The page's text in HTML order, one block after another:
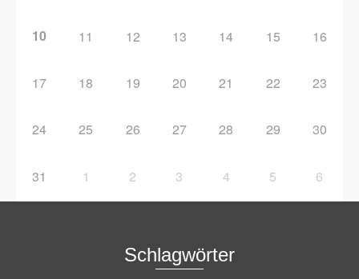
10 11 12 13 14 15 16
17 18 19 20 21 22 23
24 25 26 27 28 29 30
31 1 2 3 4 5 6
Schlagwörter